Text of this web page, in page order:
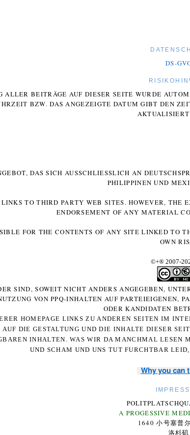
DS-
ALLER BEITRÄGE AUF DIESER SEITE WURDE
BZW. DAS ANGEZEIGTE DATUM GIBT DEN
DAS SICH AUSSCHLIESSLICH AN
HILIPPINEN UND
TO THIRD PARTY WEB SITES. HOWEVER, THE
ENDORSEMENT OF ANY MATERIAL
FOR THE CONTENTS OF ANY SITE LINKED TO
OWN
©+® 2007-
SIND, SOWEIT NICHT ANDERS ANGEGEBEN,
VON PPQ-INHALTEN AUF PARTEIEIGENEN,
ODER KANDIDATEN
HOMEPAGE LINKS ZU ANDEREN SEITEN IM
DIE GESTALTUNG UND DIE INHALTE DIESER
INHALTEN. WAS WIR DA MANCHMAL LESEN
UND SCHAM UND UNS TUT FURCHTBAR
Why you can
A PROGESSIVE
1640 小号塞普
洛杉矶